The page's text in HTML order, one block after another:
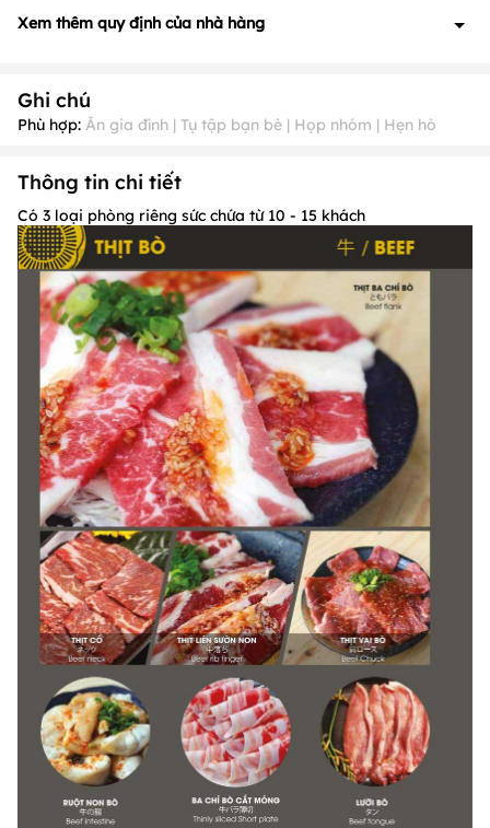
Xem thêm quy định của nhà hàng
chi tiết.
2. Quy định về ưu đãi: Có, cụ thể như sau:
(Ngày 8 31); Tháng 4 (Ngày 18, 27, 28, 29, 30); Tháng 5 (Ngày
1); Tháng 6 (Ngày 1, 2,8, 9, 10); Tháng 8 (Ngày 30,31) Tháng 9
(Ngày 1, 2,17); Tháng 10 (Ngày 18,19,20); Tháng 11 (Ngày
20); Tháng 12 (Ngày 22, 23, 24, 25, 29, 30, 31) & 10/3 Âm Lịch
- Ưu đãi không được áp dụng đồng thời cùng với các chương
trình ưu đãi khác tại Nhà hàng
3. Quy định về thời gian nhận khách PasGo
- Nhà hàng luôn nhận khách PasGo.
4. Quy định về Thời gian đặt chỗ trước: Không quy
định
- Lưu ý:Quý khách vui lòng đặt chỗ trước ít nhất
phút để
được phục vụ tốt nhất.
5. Quy định về Thời gian giữ chỗ tối đa: Có, cụ thể như
sau:
- Thời gian nhà hàng giữ chỗ tối đa:15phút.
6. Quy định về số khách tối thiểu trên mỗi lượt đặt bàn
- Thông tin đang được cập nhật, vui lòng liên hệ để biết chi
tiết.
7. Quy định về Hoá đơn: Có, cụ thể như sau:
Hoá đơn VAT:Nhà hàng luôn thu8%VAT
- Hoá đơn trực tiếp:Nhà hàng có xuất hóa đơn trực tiếp, vui
lòng liên hệ để biết chi tiết.
8. Quy định Phí phòng riêng: Có, cụ thể như sau:
- Giá trị Bill thanh toán:
2.500.000
Miễn phí
1.500.000vnđ - 2.500.000vnđ:700.000vnđ/phòng
+ Từ1.000.000vnđ - 1.5000.000vnđ:1.200.000vnđ/phòng
+ Dưới1.000.000vnđ: 1.500.000vnđ/phòng
9. Quy định về Phí phục vụ: Có, cụ thể như sau:
Phí phục vụ ngoài giờ từ15h00-17h00 30.000vnđ/người
10. Quy định về phí mang đồ vào: Có, cụ thể như sau:
- Thông tin đang được cập nhật, vui lòng liên hệ để biết chi
Ghi chú
Phù hợp: Ăn gia đình | Tụ tập bạn bè | Họp nhóm | Hẹn hò
Thông tin chi tiết
Có 3 loại phòng riêng sức chứa từ 10 - 15 khách